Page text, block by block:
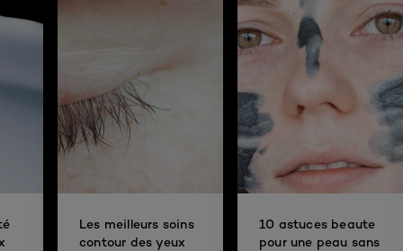
Les meilleurs soins
contour des yeux
10 astuces beaute
pour une peau sans